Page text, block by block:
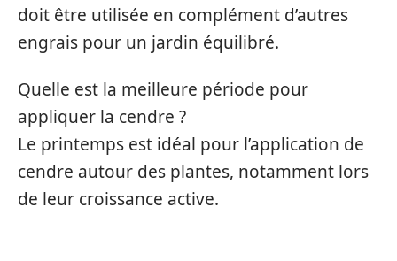
doit être utilisée en complément d’autres
engrais pour un jardin équilibré.
Quelle est la meilleure période pour
appliquer la cendre ?
Le printemps est idéal pour l’application de
cendre autour des plantes, notamment lors
de leur croissance active.